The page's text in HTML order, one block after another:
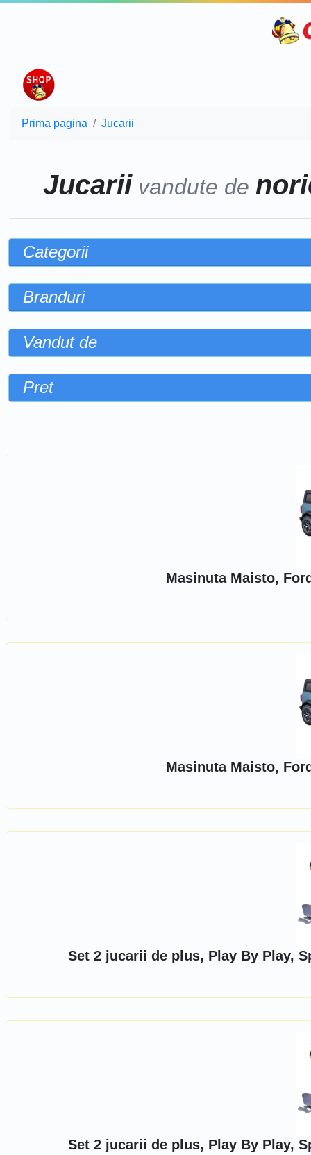
Prima pagina Jucarii
Jucariivandute de
Categorii
Branduri
Vandut de
Pret
Masinuta Maisto,
Masinuta Maisto,
Set 2 jucarii de plus, Play By Play,
Set 2 jucarii de plus, Play By Play,